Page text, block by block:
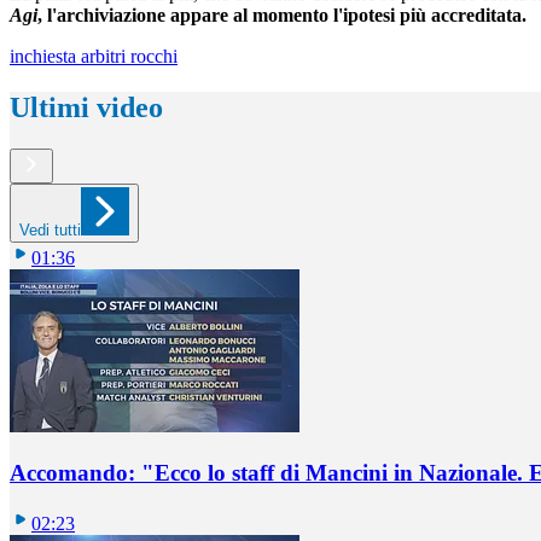
Agi, l'archiviazione appare al momento l'ipotesi più accreditata.
inchiesta arbitri rocchi
Ultimi video
Vedi tutti
01:36
Accomando: "Ecco lo staff di Mancini in Nazionale.
02:23